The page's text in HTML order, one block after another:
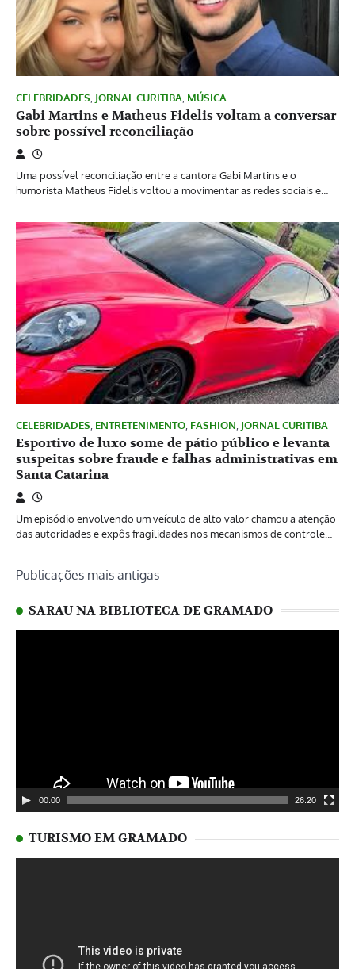
CELEBRIDADES JORNAL CURITIBA MÚSICA
Gabi Martins e Matheus Fidelis voltam a conversar
sobre possível reconciliação
Uma possível reconciliação entre a cantora Gabi Martins e o
humorista Matheus Fidelis voltou a movimentar as redes sociais e…
CELEBRIDADES ENTRETENIMENTO FASHION JORNAL CURITIBA
Esportivo de luxo some de pátio público e levanta
suspeitas sobre fraude e falhas administrativas em
Santa Catarina
Um episódio envolvendo um veículo de alto valor chamou a atenção
das autoridades e expôs fragilidades nos mecanismos de controle…
Navegação
por
posts
Publicações mais antigas
SARAU NA BIBLIOTECA DE GRAMADO
00:00 26:20
TURISMO EM GRAMADO